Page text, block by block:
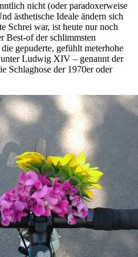
nicht (oder paradoxerweise
ästhetische Ideale ändern sich
Schrei war, ist heute nur noch
Best-of der schlimmsten
gepuderte, gefühlt meterhohe
Ludwig XIV – genannt der
Schlaghose der 1970er oder